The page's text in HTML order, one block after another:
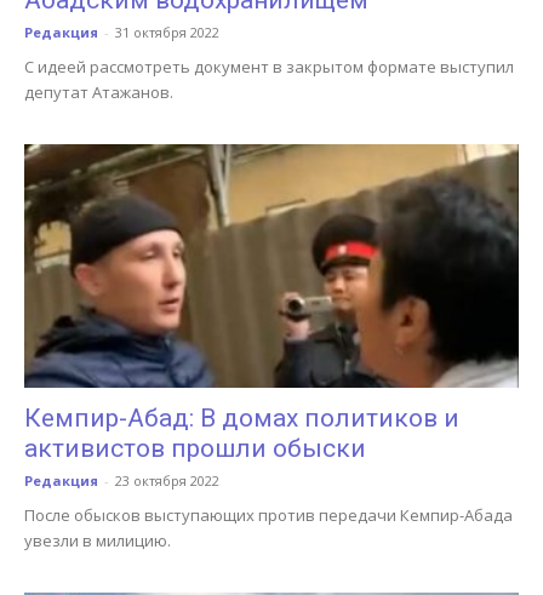
Редакция - 31 октября 2022
С идеей рассмотреть документ в закрытом формате выступил
депутат Атажанов.
Кемпир-Абад: В домах политиков и
активистов прошли обыски
Редакция - 23 октября 2022
После обысков выступающих против передачи Кемпир-Абада
увезли в милицию.